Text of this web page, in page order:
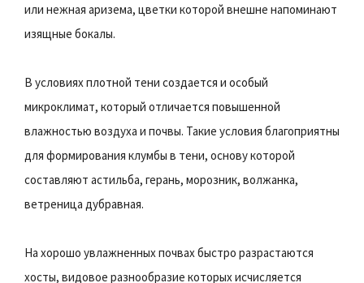
или нежная аризема, цветки которой внешне напоминают
изящные бокалы.
В условиях плотной тени создается и особый
микроклимат, который отличается повышенной
влажностью воздуха и почвы. Такие условия благоприятны
для формирования клумбы в тени, основу которой
составляют астильба, герань, морозник, волжанка,
ветреница дубравная.
На хорошо увлажненных почвах быстро разрастаются
хосты, видовое разнообразие которых исчисляется